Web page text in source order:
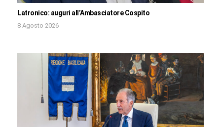
Latronico: auguri all’Ambasciatore Cospito
8 Agosto 2026